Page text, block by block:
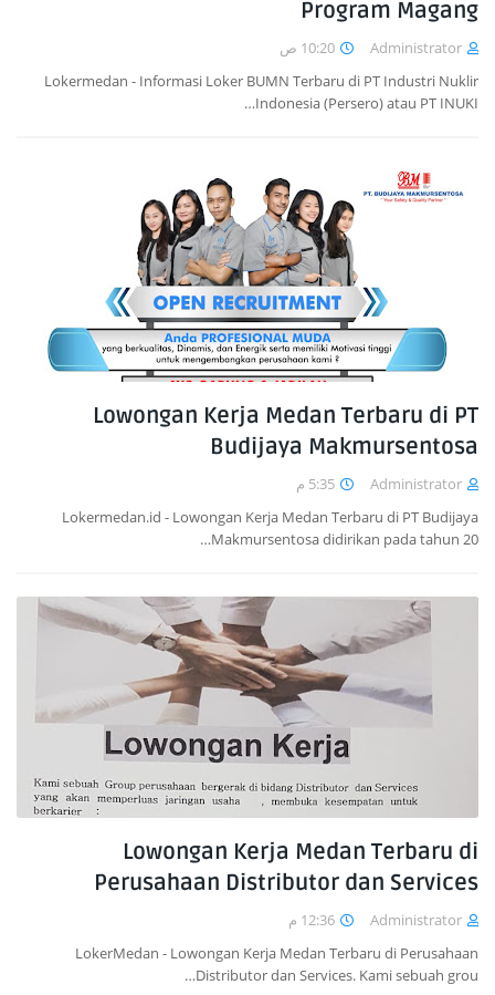
Program Magang
Administrator
10:20 ص
Lokermedan - Informasi Loker BUMN Terbaru di PT Industri Nuklir
Indonesia (Persero) atau PT INUKI…
Lowongan Kerja Medan Terbaru di PT
Budijaya Makmursentosa
Administrator
5:35 م
Lokermedan.id - Lowongan Kerja Medan Terbaru di PT Budijaya
Makmursentosa didirikan pada tahun 20…
Lowongan Kerja Medan Terbaru di
Perusahaan Distributor dan Services
Administrator
12:36 م
LokerMedan - Lowongan Kerja Medan Terbaru di Perusahaan
Distributor dan Services. Kami sebuah grou…